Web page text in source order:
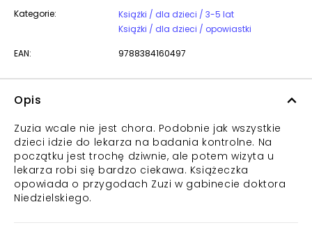
Kategorie:
Książki / dla dzieci / 3-5 lat
Książki / dla dzieci / opowiastki
EAN: 9788384160497
Opis
Zuzia wcale nie jest chora. Podobnie jak wszystkie
dzieci idzie do lekarza na badania kontrolne. Na
początku jest trochę dziwnie, ale potem wizyta u
lekarza robi się bardzo ciekawa. Książeczka
opowiada o przygodach Zuzi w gabinecie doktora
Niedzielskiego.